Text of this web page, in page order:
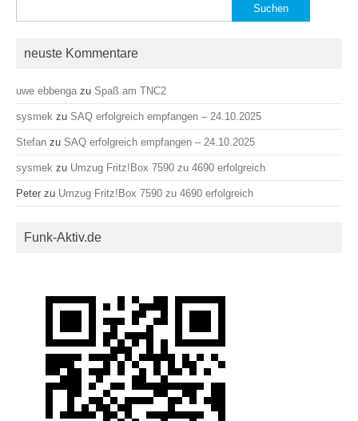
nach:
neuste Kommentare
uwe ebbenga zu Spaß am TNC2
sysmek zu SAQ erfolgreich empfangen – 24.10.2025
Stefan zu SAQ erfolgreich empfangen – 24.10.2025
sysmek zu Umzug Fritz!Box 7590 zu 4690 erfolgreich
Peter zu Umzug Fritz!Box 7590 zu 4690 erfolgreich
Funk-Aktiv.de